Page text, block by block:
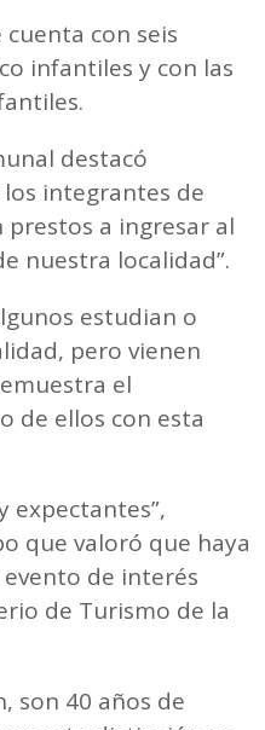
con seis
infantiles y con las
destacó
integrantes de
a ingresar al
nuestra localidad”.
estudian o
pero vienen
el
de ellos con esta
expectantes”,
que valoró que haya
de interés
de Turismo de la
son 40 años de